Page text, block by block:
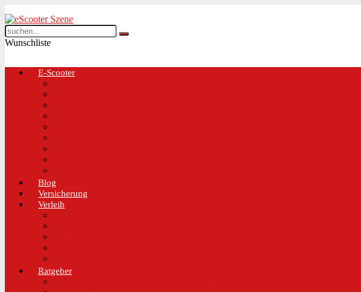
Wunschliste
E-Scooter
Blog
Versicherung
Verleih
Ratgeber